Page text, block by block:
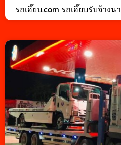
รถเฮี๊ยบ.com รถเฮี๊ยบรับจ้าง